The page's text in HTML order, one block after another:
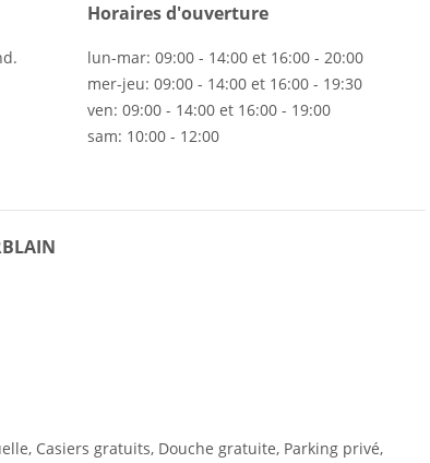
Horaires d'ouverture
lun-mar: 09:00 - 14:00 et 16:00 - 20:00
mer-jeu: 09:00 - 14:00 et 16:00 - 19:30
ven: 09:00 - 14:00 et 16:00 - 19:00
sam: 10:00 - 12:00
Casiers gratuits, Douche gratuite, Parking privé,